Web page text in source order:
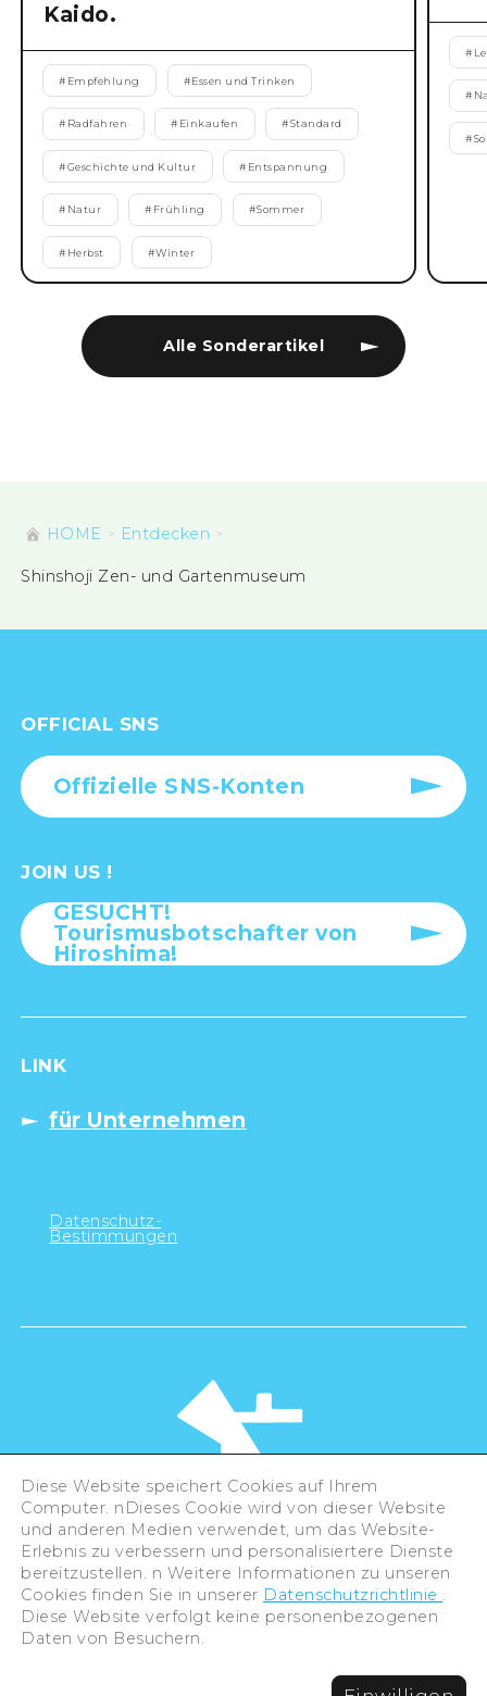
Alle Sonderartikel
Kaido.
# Empfehlung #Essen und Trinken
# Radfahren # Einkaufen #Standard
#Geschichte und Kultur # Entspannung
# Natur # Frühling #Sommer
# Herbst #Winter
#
#
#
HOME Entdecken
Shinshoji Zen- und Gartenmuseum
OFFICIAL SNS
Offizielle SNS-Konten
JOIN US !
GESUCHT!
Tourismusbotschafter von
Hiroshima!
LINK
für Unternehmen
Datenschutz-
Bestimmungen
©Hiroshima Tourism Association /
Hiroshima Prefecture / Hiroshima City .
All rights reserved
Diese Website speichert Cookies auf Ihrem
Computer. nDieses Cookie wird von dieser Website
und anderen Medien verwendet, um das Website-
Erlebnis zu verbessern und personalisiertere Dienste
bereitzustellen. n Weitere Informationen zu unseren
Cookies finden Sie in unserer Datenschutzrichtlinie .
Diese Website verfolgt keine personenbezogenen
Daten von Besuchern.